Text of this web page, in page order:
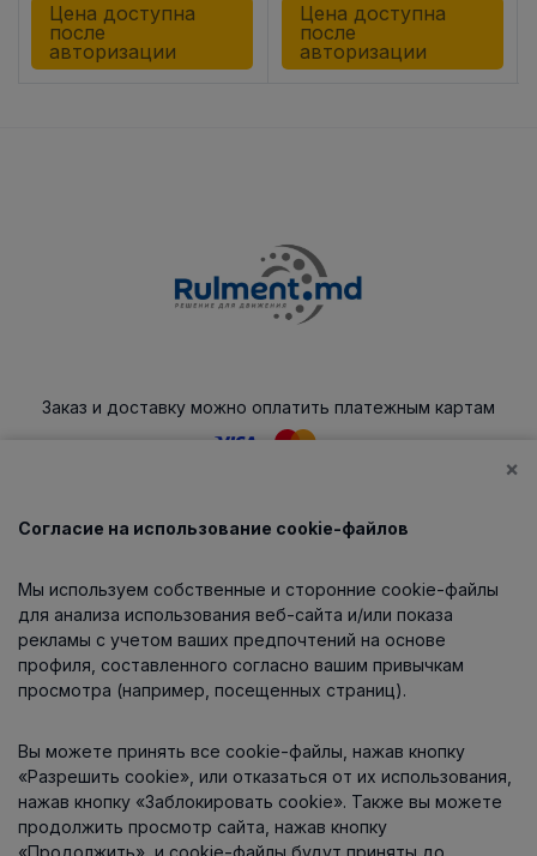
Цена доступна
после
авторизации
Цена доступна
после
авторизации
Заказ и доставку можно оплатить платежным картам
Каталог
О компании
Информация
Контакты
×
Согласие на использование cookie-файлов
Мы используем собственные и сторонние cookie-файлы
для анализа использования веб-сайта и/или показа
рекламы с учетом ваших предпочтений на основе
профиля, составленного согласно вашим привычкам
просмотра (например, посещенных страниц).
Вы можете принять все cookie-файлы, нажав кнопку
«Разрешить cookie», или отказаться от их использования,
нажав кнопку «Заблокировать cookie». Также вы можете
продолжить просмотр сайта, нажав кнопку
«Продолжить», и cookie-файлы будут приняты до